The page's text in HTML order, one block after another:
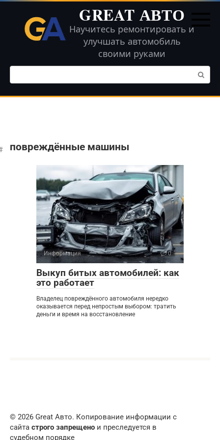
Перейти
контенту
GREAT АВТО
Научитесь ремонтировать и
улучшать автомобиль
своими руками
Поиск:
повреждённые машины
Информация 0
Выкуп битых автомобилей: как
это работает
Владелец повреждённого автомобиля нередко
оказывается перед непростым выбором: тратить
деньги и время на восстановление
© 2026 Great Авто. Копирование информации с
сайта строго запрещено и преследуется в
судебном порядке